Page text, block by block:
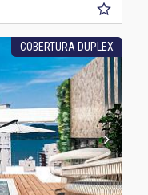
COBERTURA DUPLEX